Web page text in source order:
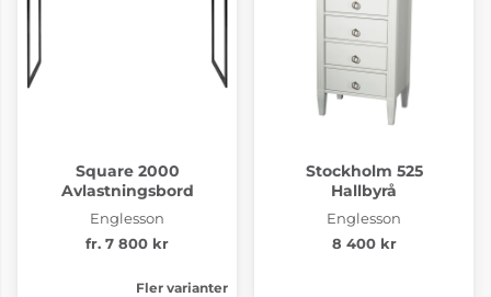
Square 2000
Avlastningsbord
Englesson
fr. 7 800 kr
Fler varianter
Stockholm 525
Hallbyrå
Englesson
8 400 kr